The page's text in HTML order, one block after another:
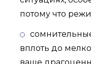
потому что
вплоть до